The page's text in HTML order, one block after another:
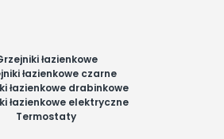
łazienkowe
łazienkowe czarne
łazienkowe drabinkowe
łazienkowe elektryczne
Termostaty